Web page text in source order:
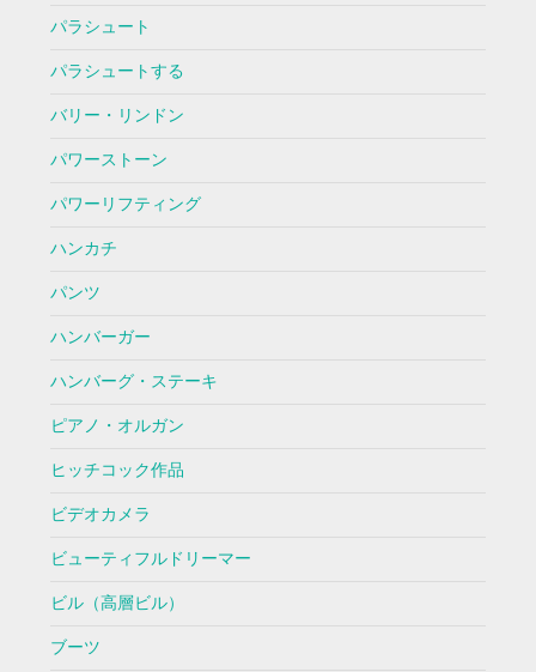
パラシュート
パラシュートする
バリー・リンドン
パワーストーン
パワーリフティング
ハンカチ
パンツ
ハンバーガー
ハンバーグ・ステーキ
ピアノ・オルガン
ヒッチコック作品
ビデオカメラ
ビューティフルドリーマー
ビル（高層ビル）
ブーツ